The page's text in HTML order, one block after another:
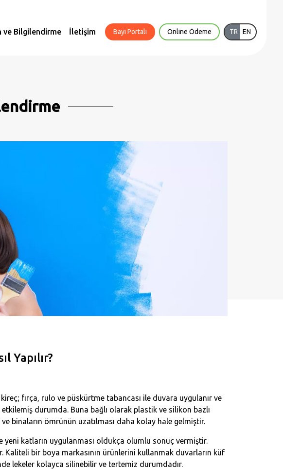
ve Bilgilendirme İletişim Bayi Portalı Online Ödeme TR EN
Yapılır?
fırça, rulo ve püskürtme tabancası ile duvara uygulanır ve
durumda. Buna bağlı olarak plastik ve silikon bazlı
binaların ömrünün uzatılması daha kolay hale gelmiştir.
yeni katların uygulanması oldukça olumlu sonuç vermiştir.
bir boya markasının ürünlerini kullanmak duvarların küf
lekeler kolayca silinebilir ve tertemiz durumdadır.